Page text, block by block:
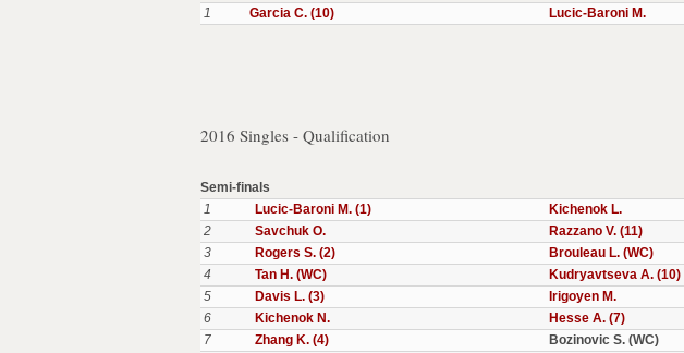
1
Garcia C. (10) Lucic-Baroni M.
2016 Singles - Qualification
Semi-finals
1
Lucic-Baroni M. (1) Kichenok L.
2
Savchuk O. Razzano V. (11)
3
Rogers S. (2) Brouleau L. (WC)
4
Tan H. (WC) Kudryavtseva A. (10)
5
Davis L. (3) Irigoyen M.
6
Kichenok N. Hesse A. (7)
7
Zhang K. (4) Bozinovic S. (WC)